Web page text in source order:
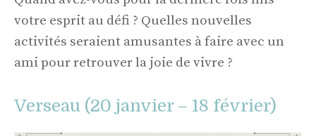
votre esprit au défi ? Quelles nouvelles
activités seraient amusantes à faire avec un
ami pour retrouver la joie de vivre ?
Verseau (20 janvier – 18 février)